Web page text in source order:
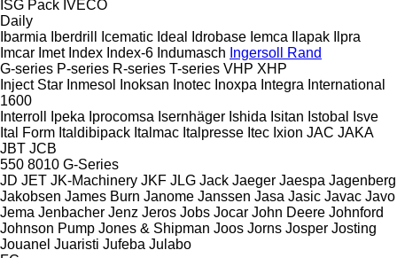
ISG Pack IVECO
Daily
Ibarmia
Iberdrill Icematic Ideal Idrobase Iemca Ilapak
Ilpra
Imcar Imet Index Index-6 Indumasch Ingersoll Rand
G-series P-series R-series T-series VHP XHP
Inject Star Inmesol Inoksan Inotec Inoxpa Integra International
1600
Interroll
Ipeka Iprocomsa Isernhäger Ishida Isitan Istobal
Isve
Ital Form Italdibipack Italmac Italpresse Itec Ixion JAC JAKA
JBT JCB
550 8010 G-Series
JD JET JK-Machinery JKF JLG Jack Jaeger Jaespa Jagenberg
Jakobsen James Burn Janome Janssen Jasa Jasic Javac Javo
Jema Jenbacher Jenz Jeros Jobs Jocar John Deere Johnford
Johnson Pump Jones & Shipman Joos Jorns Josper Josting
Jouanel Juaristi Jufeba Julabo